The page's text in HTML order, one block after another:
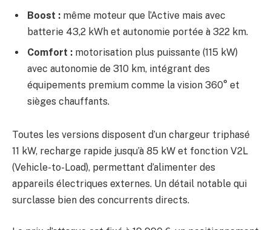
Boost : même moteur que l’Active mais avec
batterie 43,2 kWh et autonomie portée à 322 km.
Comfort : motorisation plus puissante (115 kW)
avec autonomie de 310 km, intégrant des
équipements premium comme la vision 360° et
sièges chauffants.
Toutes les versions disposent d’un chargeur triphasé
11 kW, recharge rapide jusqu’à 85 kW et fonction V2L
(Vehicle-to-Load), permettant d’alimenter des
appareils électriques externes. Un détail notable qui
surclasse bien des concurrents directs.